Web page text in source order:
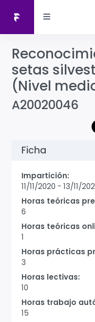
setas
(Nivel
A20020046
Ficha
Impartición:
11/11/2020 - 13/11/
Horas teóricas
6
Horas teóricas
1
Horas prácticas
3
Horas lectivas:
10
Horas trabajo
15